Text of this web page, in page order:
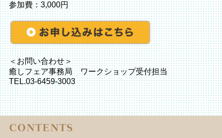
参加費：3,000円
＜お問い合わせ＞
癒しフェア事務局 ワークショップ受付担当
TEL.03-6459-3003